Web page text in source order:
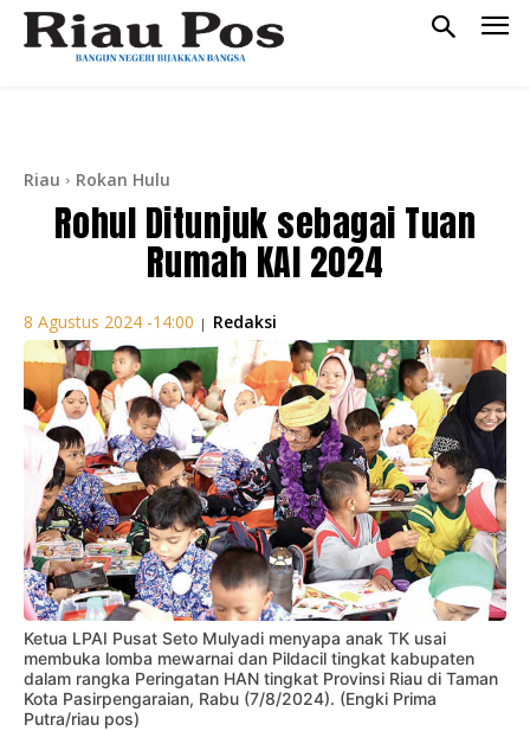
Riau Rokan Hulu
Rohul Ditunjuk sebagai Tuan
Rumah KAI 2024
8 Agustus 2024 -14:00 | Redaksi
Ketua LPAI Pusat Seto Mulyadi menyapa anak TK usai
membuka lomba mewarnai dan Pildacil tingkat kabupaten
dalam rangka Peringatan HAN tingkat Provinsi Riau di Taman
Kota Pasirpengaraian, Rabu (7/8/2024). (Engki Prima
Putra/riau pos)